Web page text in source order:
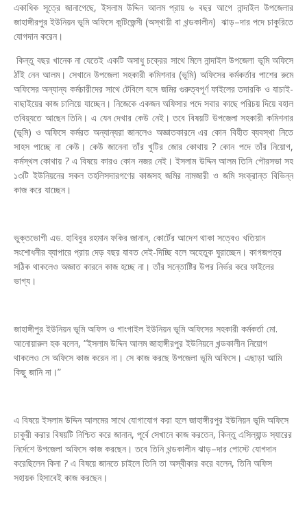
একাধিক সূত্রে জানাগেছে, ইসলাম উদ্দিন আলম প্রায় ৬ বছর আগে নান্দাইল উপজেলার
জাহাঙ্গীরপুর ইউনিয়ন ভূমি অফিসে কন্টিজেন্সী (অস্থায়ী বা খন্ডকালীন) ঝাড়–দার পদে চাকুরিতে
যোগদান করেন।
কিন্তু বছর খানেক না যেতেই একটি অসাধু চক্রের সাথে মিলে নান্দাইল উপজেলা ভূমি অফিসে
ঠাঁই নেন আলম। সেখানে উপজেলা সহকারী কমিশনার (ভূমি) অফিসের কর্মকর্তার পাশের রুমে
অফিসের অন্যান্য কর্মচারীদের সাথে টেবিলে বসে জমির গুরুত্বপূর্ণ ফাইলের তদারকি ও যাচাই-
বাছাইয়ের কাজ চালিয়ে যাচ্ছেন। নিজেকে একজন অফিসার পদে সবার কাছে পরিচয় দিয়ে বহাল
তবিয়্যতে আছেন তিনি। এ যেন দেখার কেউ নেই। তবে বিষয়টি উপজেলা সহকারী কমিশনার
(ভূমি) ও অফিসে কর্মরত অন্যান্যরা জানলেও অজ্ঞাতকারনে এর কোন বিহীত ব্যবস্থা নিতে
সাহস পাচ্ছে না কেউ। কেউ জানেনা তাঁর খুটির জোর কোথায় ? কোন পদে তাঁর নিয়োগ,
কর্মস্থল কোথায় ? এ বিষয়ে কারও কোন নজর নেই। ইসলাম উদ্দিন আলম তিনি পৌরসভা সহ
১৩টি ইউনিয়নের সকল তহলিসদারগণের কাজসহ জমির নামজারী ও জমি সংক্রান্ত বিভিন্ন
কাজ করে যাচ্ছেন।
ভুক্তভোগী এড. হাবিবুর রহমান ফকির জানান, কোর্টের আদেশ থাকা সত্বেও খতিয়ান
সংশোধনীর ব্যাপারে প্রায় দেড় বছর যাবত দেই-দিচ্ছি বলে অহেতুক ঘুরাচ্ছেন। কাগজপত্র
সঠিক থাকলেও অজ্ঞাত কারনে কাজ হচ্ছে না। তাঁর সন্তোষ্টির উপর নির্ভর করে ফাইলের
ভাগ্য।
জাহাঙ্গীপুর ইউনিয়ন ভূমি অফিস ও গাংগাইল ইউনিয়ন ভূমি অফিসের সহকারী কর্মকর্তা মো.
আনোয়ারুল হক বলেন, “ইসলাম উদ্দিন আলম জাহাঙ্গীরপুর ইউনিয়নে খন্ডকালীন নিয়োগ
থাকলেও সে অফিসে কাজ করেন না। সে কাজ করছে উপজেলা ভূমি অফিসে। এছাড়া আমি
কিছু জানি না।”
এ বিষয়ে ইসলাম উদ্দিন আলমের সাথে যোগাযোগ করা হলে জাহাঙ্গীরপুর ইউনিয়ন ভূমি অফিসে
চাকুরী করার বিষয়টি নিশ্চিত করে জানান, পূর্বে সেখানে কাজ করতেন, কিন্তু এসিল্যান্ড স্যারের
নির্দেশে উপজেলা অফিসে কাজ করছেন। তবে তিনি খন্ডকালীন ঝাড়–দার পোস্টে যোগদান
করেছিলেন কিনা ? এ বিষয়ে জানতে চাইলে তিনি তা অস্বীকার করে বলেন, তিনি অফিস
সহায়ক হিসাবেই কাজ করছেন।